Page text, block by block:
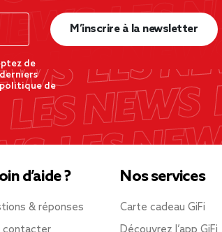
de
de
M’inscrire à la newsletter
d’aide ?
& réponses
Nos services
Carte cadeau GiFi